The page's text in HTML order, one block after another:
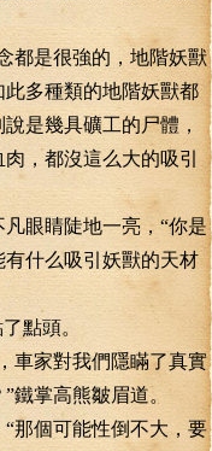
是很強的，地階妖獸
多種類的地階妖獸都
是幾具礦工的尸體，
，都沒這么大的吸引
睛陡地一亮，“你是
什么吸引妖獸的天材
點頭。
家對我們隱瞞了真實
鐵掌高熊皺眉道。
個可能性倒不大，要